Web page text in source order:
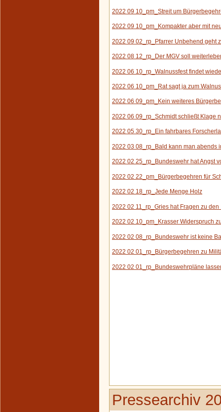
2022 09 10_pm_Streit um
2022 09 10_pm_Kompakter aber mit
2022 09 02_rp_Pfarrer Unbehend geht
2022 08 12_rp_Der MGV soll
2022 06 10_rp_Walnussfest findet
2022 06 10_pm_Rat sagt ja zum
2022 06 09_pm_Kein weiteres B
2022 06 09_rp_Schmidt schließt Klage
2022 05 30_rp_Ein fahrbares
2022 03 08_rp_Bald kann man abends
2022 02 25_rp_Bundeswehr hat Angst
2022 02 22_pm_Bürgerbegehren für
2022 02 18_rp_Jede Menge Holz
2022 02 11_rp_Gries hat Fragen zu
2022 02 10_pm_Krasser Widerspruch
2022 02 08_rp_Bundeswehr ist keine
2022 02 01_rp_Bürgerbegehren zu
2022 02 01_rp_Bundeswehrpläne
Pressearchiv